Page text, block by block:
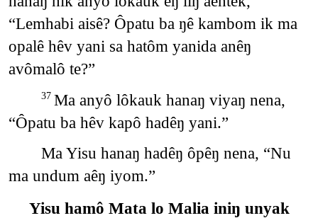
“Lemhabi aisê? Ôpatu ba ŋê kambom ik ma
opalê hêv yani sa hatôm yanida anêŋ
avômalô te?”
37 Ma anyô lôkauk hanaŋ viyaŋ nena,
“Ôpatu ba hêv kapô hadêŋ yani.”
Ma Yisu hanaŋ hadêŋ ôpêŋ nena, “Nu
ma undum aêŋ iyom.”
Yisu hamô Mata lo Malia iniŋ unyak